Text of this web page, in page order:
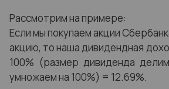
Рассмотрим на примере:
Если мы покупаем акции
акцию, то наша дивидендная
100% (размер дивиденда
умножаем на 100%) = 12.69%.